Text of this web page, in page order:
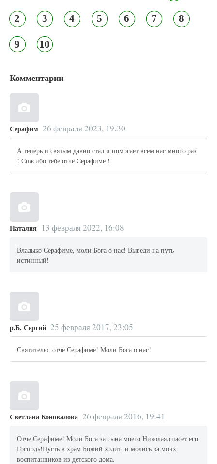
2 3 4 5 6 7 8
9 10
Комментарии
Серафим 26 февраля 2023, 19:30
А теперь и святым давно стал и помогает всем нас много раз
! Спасибо тебе отче Серафиме !
Наталия 13 февраля 2022, 16:08
Владыко Серафиме, моли Бога о нас! Выведи на путь
истинный!
р.Б. Сергий 25 февраля 2017, 23:05
Святителю, отче Серафиме! Моли Бога о нас!
Светлана Коновалова 26 февраля 2016, 19:41
Отче Серафиме! Моли Бога за сына моего Николая,спасет его
Господь!Пусть в храм Божий ходит ,и молись за моих
воспитанников из детского дома.